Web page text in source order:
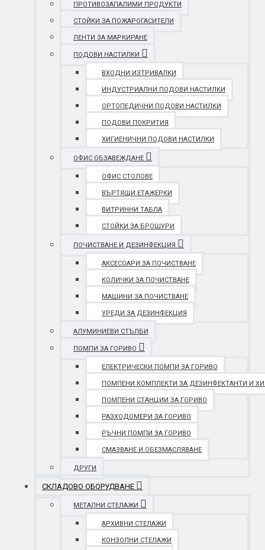
ПРОТИВОЗАПАЛИМИ ПРОДУКТИ
СТОЙКИ ЗА ПОЖАРОГАСИТЕЛИ
ЛЕНТИ ЗА МАРКИРАНЕ
ПОДОВИ НАСТИЛКИ
ВХОДНИ ИЗТРИВАЛКИ
ИНДУСТРИАЛНИ ПОДОВИ НАСТИЛКИ
ОРТОПЕДИЧНИ ПОДОВИ НАСТИЛКИ
ПОДОВИ ПОКРИТИЯ
ХИГИЕНИЧНИ ПОДОВИ НАСТИЛКИ
ОФИС ОБЗАВЕЖДАНЕ
ОФИС СТОЛОВЕ
ВЪРТЯЩИ ЕТАЖЕРКИ
ВИТРИННИ ТАБЛА
СТОЙКИ ЗА БРОШУРИ
ПОЧИСТВАНЕ И ДЕЗИНФЕКЦИЯ
АКСЕСОАРИ ЗА ПОЧИСТВАНЕ
КОЛИЧКИ ЗА ПОЧИСТВАНЕ
МАШИНИ ЗА ПОЧИСТВАНЕ
УРЕДИ ЗА ДЕЗИНФЕКЦИЯ
АЛУМИНИЕВИ СТЪЛБИ
ПОМПИ ЗА ГОРИВО
ЕЛЕКТРИЧЕСКИ ПОМПИ ЗА ГОРИВО
ПОМПЕНИ КОМПЛЕКТИ ЗА ДЕЗИНФЕКТАНТИ И
ПОМПЕНИ СТАНЦИИ ЗА ГОРИВО
РАЗХОДОМЕРИ ЗА ГОРИВО
РЪЧНИ ПОМПИ ЗА ГОРИВО
СМАЗВАНЕ И ОБЕЗМАСЛЯВАНЕ
ДРУГИ
СКЛАДОВО ОБОРУДВАНЕ
МЕТАЛНИ СТЕЛАЖИ
АРХИВНИ СТЕЛАЖИ
КОНЗОЛНИ СТЕЛАЖИ